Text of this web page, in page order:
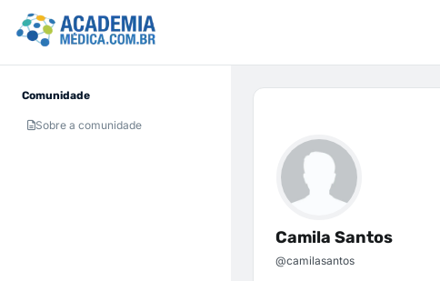
Comunidade
Sobre a comunidade
Camila Santos
@camilasantos